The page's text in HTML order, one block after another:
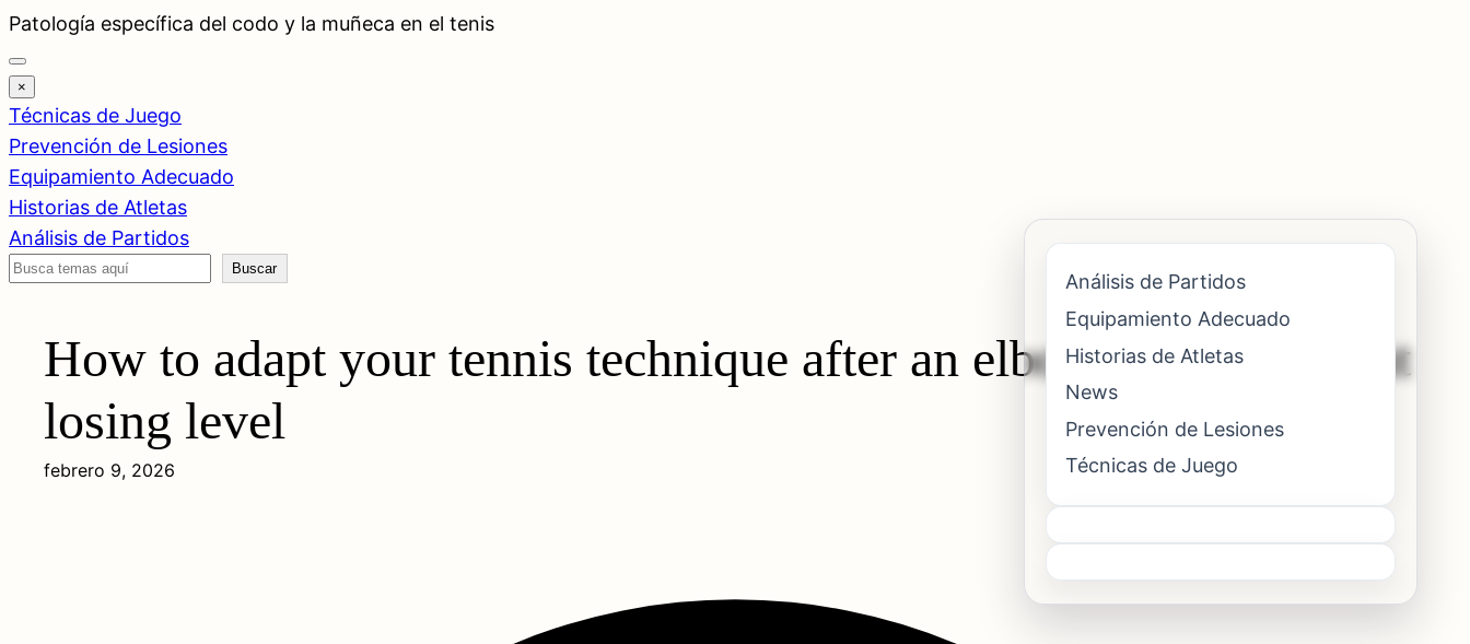
Saltar
al
contenido
Patología específica del codo y la muñeca en el tenis
×
Técnicas de Juego
Prevención de Lesiones
Equipamiento Adecuado
Historias de Atletas
Análisis de Partidos
Buscar
Buscar
How to adapt your tennis technique after an elbow injury without
losing level
febrero 9, 2026
Análisis de Partidos
Equipamiento Adecuado
Historias de Atletas
News
Prevención de Lesiones
Técnicas de Juego